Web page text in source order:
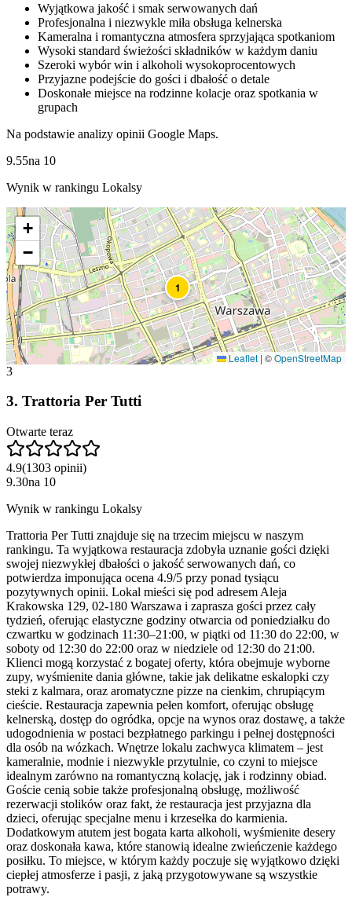
Wyjątkowa jakość i smak serwowanych dań
Profesjonalna i niezwykle miła obsługa kelnerska
Kameralna i romantyczna atmosfera sprzyjająca spotkaniom
Wysoki standard świeżości składników w każdym daniu
Szeroki wybór win i alkoholi wysokoprocentowych
Przyjazne podejście do gości i dbałość o detale
Doskonałe miejsce na rodzinne kolacje oraz spotkania w
grupach
Na podstawie analizy opinii Google Maps.
9.55na 10
Wynik w rankingu Lokalsy
1
+
−
Leaflet | ©OpenStreetMap
3
3. Trattoria Per Tutti
Otwarte teraz
4.9(1303 opinii)
9.30na 10
Wynik w rankingu Lokalsy
Trattoria Per Tutti znajduje się na trzecim miejscu w naszym
rankingu. Ta wyjątkowa restauracja zdobyła uznanie gości dzięki
swojej niezwykłej dbałości o jakość serwowanych dań, co
potwierdza imponująca ocena 4.9/5 przy ponad tysiącu
pozytywnych opinii. Lokal mieści się pod adresem Aleja
Krakowska 129, 02-180 Warszawa i zaprasza gości przez cały
tydzień, oferując elastyczne godziny otwarcia od poniedziałku do
czwartku w godzinach 11:30–21:00, w piątki od 11:30 do 22:00, w
soboty od 12:30 do 22:00 oraz w niedziele od 12:30 do 21:00.
Klienci mogą korzystać z bogatej oferty, która obejmuje wyborne
zupy, wyśmienite dania główne, takie jak delikatne eskalopki czy
steki z kalmara, oraz aromatyczne pizze na cienkim, chrupiącym
cieście. Restauracja zapewnia pełen komfort, oferując obsługę
kelnerską, dostęp do ogródka, opcje na wynos oraz dostawę, a także
udogodnienia w postaci bezpłatnego parkingu i pełnej dostępności
dla osób na wózkach. Wnętrze lokalu zachwyca klimatem – jest
kameralnie, modnie i niezwykle przytulnie, co czyni to miejsce
idealnym zarówno na romantyczną kolację, jak i rodzinny obiad.
Goście cenią sobie także profesjonalną obsługę, możliwość
rezerwacji stolików oraz fakt, że restauracja jest przyjazna dla
dzieci, oferując specjalne menu i krzesełka do karmienia.
Dodatkowym atutem jest bogata karta alkoholi, wyśmienite desery
oraz doskonała kawa, które stanowią idealne zwieńczenie każdego
posiłku. To miejsce, w którym każdy poczuje się wyjątkowo dzięki
ciepłej atmosferze i pasji, z jaką przygotowywane są wszystkie
potrawy.